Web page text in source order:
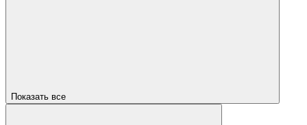
Показать все